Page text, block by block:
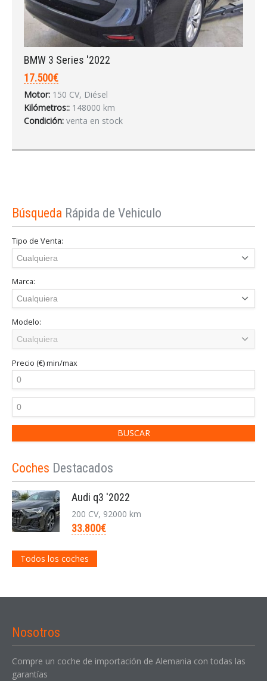
BMW 3 Series '2022
17.500€
Motor: 150 CV, Diésel
Kilómetros:: 148000 km
Condición: venta en stock
Búsqueda Rápida de Vehiculo
Tipo de Venta:
Marca:
Modelo:
Precio (€)min/max
Coches Destacados
Audi q3 '2022
200 CV, 92000 km
33.800€
Todos los coches
Nosotros
Compre un coche de importación de Alemania con todas las
garantías